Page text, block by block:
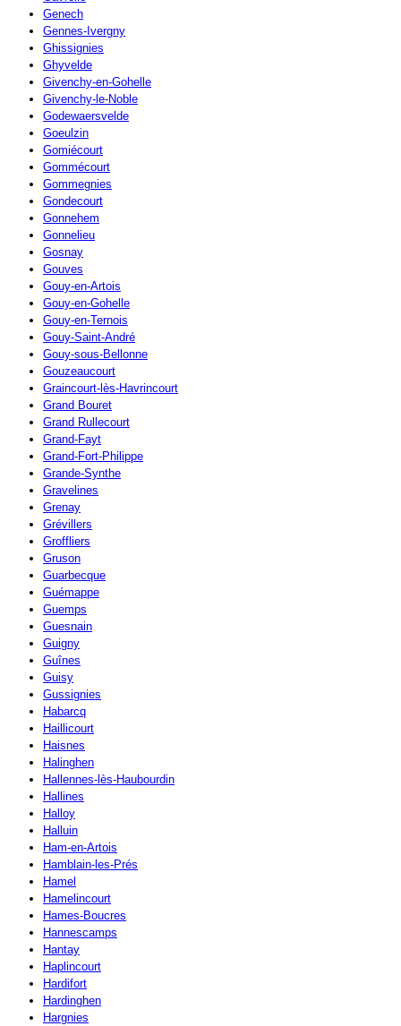
Genech
Gennes-Ivergny
Ghissignies
Ghyvelde
Givenchy-en-Gohelle
Givenchy-le-Noble
Godewaersvelde
Goeulzin
Gomiécourt
Gommécourt
Gommegnies
Gondecourt
Gonnehem
Gonnelieu
Gosnay
Gouves
Gouy-en-Artois
Gouy-en-Gohelle
Gouy-en-Ternois
Gouy-Saint-André
Gouy-sous-Bellonne
Gouzeaucourt
Graincourt-lès-Havrincourt
Grand Bouret
Grand Rullecourt
Grand-Fayt
Grand-Fort-Philippe
Grande-Synthe
Gravelines
Grenay
Grévillers
Groffliers
Gruson
Guarbecque
Guémappe
Guemps
Guesnain
Guigny
Guînes
Guisy
Gussignies
Habarcq
Haillicourt
Haisnes
Halinghen
Hallennes-lès-Haubourdin
Hallines
Halloy
Halluin
Ham-en-Artois
Hamblain-les-Prés
Hamel
Hamelincourt
Hames-Boucres
Hannescamps
Hantay
Haplincourt
Hardifort
Hardinghen
Hargnies